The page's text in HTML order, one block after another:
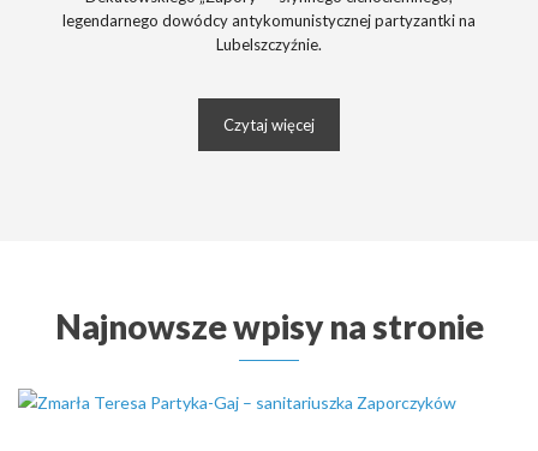
legendarnego dowódcy antykomunistycznej partyzantki na
Lubelszczyźnie.
Czytaj więcej
Najnowsze wpisy na stronie